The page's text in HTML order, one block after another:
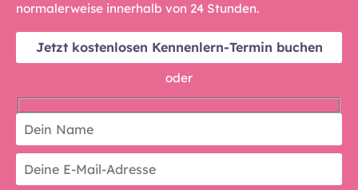
normalerweise innerhalb von 24 Stunden.
Jetzt kostenlosen Kennenlern-Termin buchen
oder